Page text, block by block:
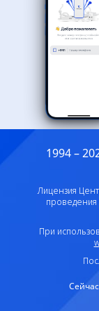
1994 –
Лицензия
проведения
При